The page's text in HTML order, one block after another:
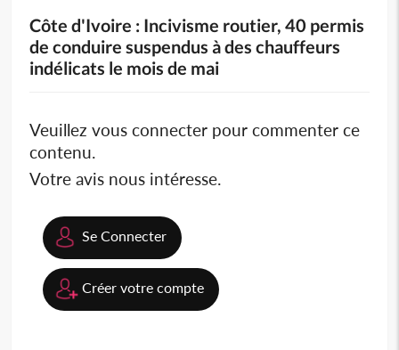
Côte d'Ivoire : Incivisme routier, 40 permis
de conduire suspendus à des chauffeurs
indélicats le mois de mai
Veuillez vous connecter pour commenter ce
contenu.
Votre avis nous intéresse.
Se Connecter
Créer votre compte